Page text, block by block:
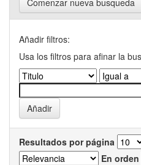
Comenzar nueva busqueda
Añadir filtros:
Usa los filtros para afinar la
Resultados por página
En orden